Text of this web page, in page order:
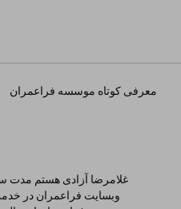
معرفی کوتاه موسسه فراعمران